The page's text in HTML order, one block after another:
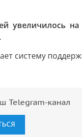
на
Telegram-канал